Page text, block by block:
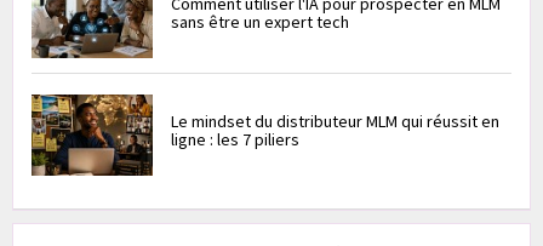
sans être un expert tech
Le mindset du distributeur MLM qui réussit en
ligne : les 7 piliers